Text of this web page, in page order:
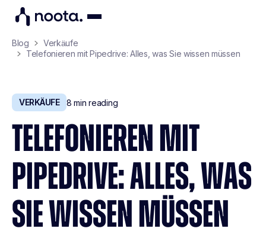
Blog
Verkäufe
Telefonieren mit Pipedrive: Alles, was Sie wissen müssen
VERKÄUFE 8 min reading
TELEFONIEREN MIT
PIPEDRIVE: ALLES, WAS
SIE WISSEN MÜSSEN